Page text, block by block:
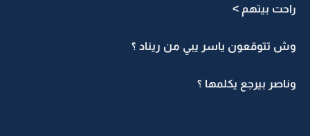
راحت بيتهم >
وش تتوقعون ياسر يبي من ريناد ؟
وناصر بيرجع يكلمها ؟